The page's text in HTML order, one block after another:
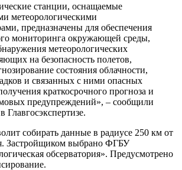
станции, оснащаемые
метеорологическими
предназначены для обеспечения
мониторинга окружающей среды,
метеорологических
на безопасность полетов,
состояния облачности,
и связанных с ними опасных
краткосрочного прогноза и
предупреждений», – сообщили
Главгосэкспертизе.
собирать данные в радиусе 250 км от
Застройщиком выбрано ФГБУ
обсерватория». Предусмотрено